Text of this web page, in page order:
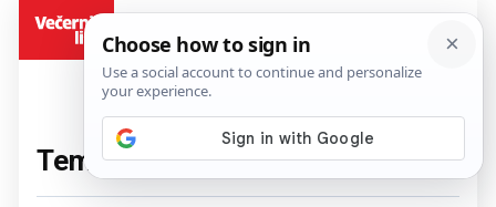
Tema:promet(860 članaka)